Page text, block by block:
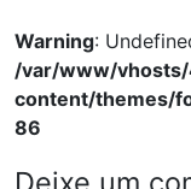
Warning:
/var/www/
content/themes/
86